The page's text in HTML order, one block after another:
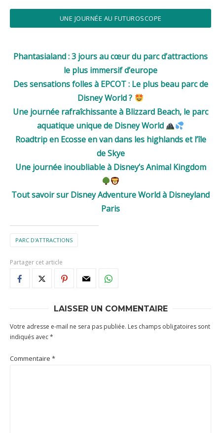
UNE JOURNÉE AU FUTUROSCOPE
Phantasialand : 3 jours au cœur du parc d’attractions
le plus immersif d’europe
Des sensations folles à EPCOT : Le plus beau parc de
Disney World ?
Une journée rafraîchissante à Blizzard Beach, le parc
aquatique unique de Disney World
Roadtrip en Ecosse en van dans les highlands et l’île
de Skye
Une journée inoubliable à Disney’s Animal Kingdom
Tout savoir sur Disney Adventure World à Disneyland
Paris
PARC D'ATTRACTIONS
Partager cet article
LAISSER UN COMMENTAIRE
Votre adresse e-mail ne sera pas publiée. Les champs obligatoires sont
indiqués avec*
Commentaire *